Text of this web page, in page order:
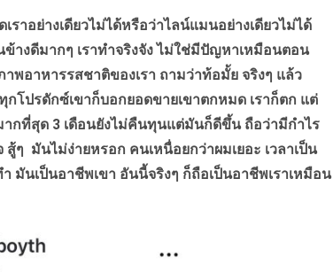
อย่างเดียวไม่ได้หรือว่าไลน์แมนอย่างเดียวไม่ได้
างดีมากๆ เราทำจริงจัง ไม่ใช่มีปัญหาเหมือนตอน
อาหารรสชาติของเรา ถามว่าท้อมั้ย จริงๆ แล้ว
โปรดักซ์เขาก็บอกยอดขายเขาตกหมด เราก็ตก แต่
กที่สุด 3 เดือนยังไม่คืนทุนแต่มันก็ดีขึ้น ถือว่ามีกำไร
สู้ๆ มันไม่ง่ายหรอก คนเหนื่อยกว่าผมเยอะ เวลาเป็น
มันเป็นอาชีพเขา อันนี้จริงๆ ก็ถือเป็นอาชีพเราเหมือน